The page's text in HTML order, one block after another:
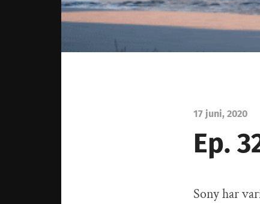
17 juni, 2020
Ep.
Sony har